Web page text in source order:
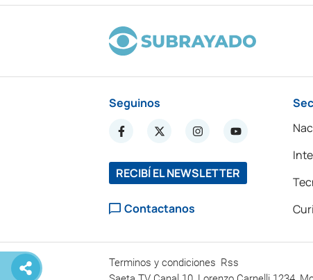
Seguinos
RECIBÍ EL NEWSLETTER
Contactanos
Terminos y condiciones Rss